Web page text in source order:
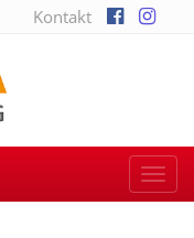
Kontakt